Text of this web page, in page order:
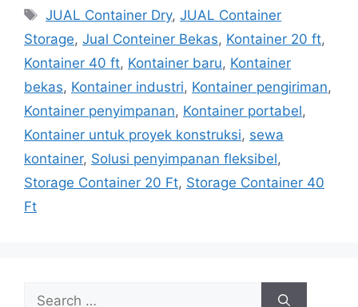
Tags
JUAL Container Dry,JUAL Container
Storage, Jual Conteiner Bekas, Kontainer 20 ft,
Kontainer 40 ft, Kontainer baru, Kontainer
bekas, Kontainer industri, Kontainer pengiriman,
Kontainer penyimpanan, Kontainer portabel,
Kontainer untuk proyek konstruksi, sewa
kontainer, Solusi penyimpanan fleksibel,
Storage Container 20 Ft, Storage Container 40
Ft